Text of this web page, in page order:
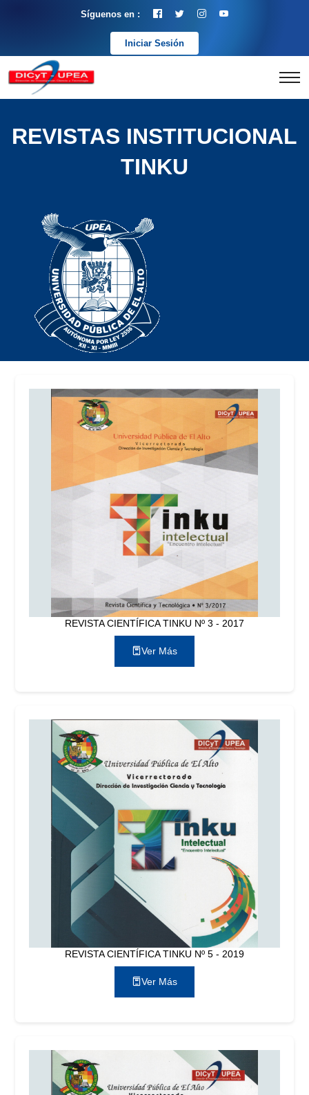
Síguenos en :
Iniciar Sesión
REVISTAS INSTITUCIONAL
TINKU
REVISTA CIENTÍFICA TINKU Nº 3 - 2017
Ver Más
REVISTA CIENTÍFICA TINKU Nº 5 - 2019
Ver Más